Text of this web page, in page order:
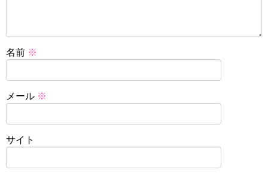
名前 ※
メール ※
サイト